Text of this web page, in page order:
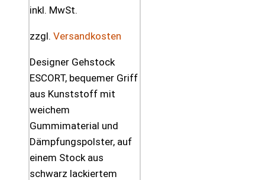
inkl. MwSt.
zzgl. Versandkosten
Designer Gehstock
ESCORT, bequemer Griff
aus Kunststoff mit
weichem
Gummimaterial und
Dämpfungspolster, auf
einem Stock aus
schwarz lackiertem